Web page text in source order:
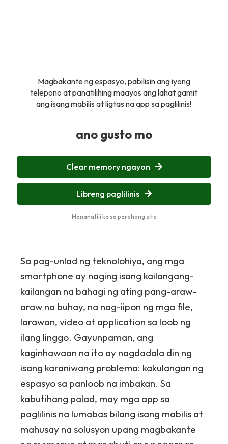
Magbakante ng espasyo, pabilisin ang iyong
telepono at panatilihing maayos ang lahat gamit
ang isang mabilis at ligtas na app sa paglilinis!
ano gusto mo
Clear memory ngayon
Libreng paglilinis
Mananatili ka sa parehong site
Sa pag-unlad ng teknolohiya, ang mga
smartphone ay naging isang kailangang-
kailangan na bahagi ng ating pang-araw-
araw na buhay, na nag-iipon ng mga file,
larawan, video at application sa loob ng
ilang linggo. Gayunpaman, ang
kaginhawaan na ito ay nagdadala din ng
isang karaniwang problema: kakulangan ng
espasyo sa panloob na imbakan. Sa
kabutihang palad, may mga app sa
paglilinis na lumabas bilang isang mabilis at
mahusay na solusyon upang magbakante